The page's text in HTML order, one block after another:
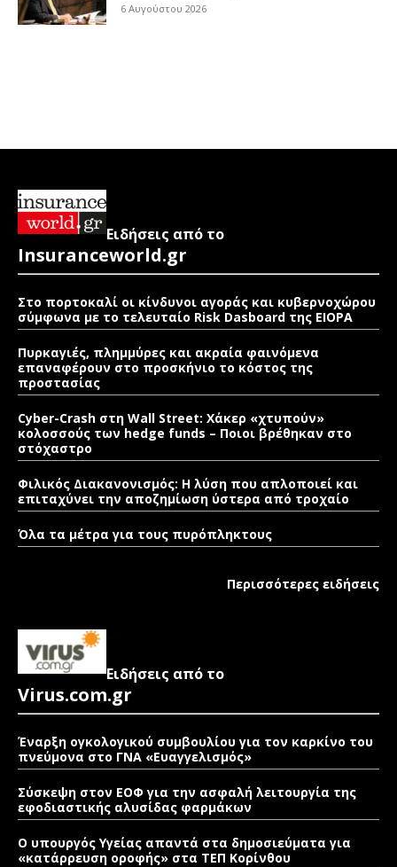
6 Αυγούστου 2026
Ειδήσεις από το
Insuranceworld.gr
Στο πορτοκαλί οι κίνδυνοι αγοράς και κυβερνοχώρου
σύμφωνα με το τελευταίο Risk Dasboard της EIOPA
Πυρκαγιές, πλημμύρες και ακραία φαινόμενα
επαναφέρουν στο προσκήνιο το κόστος της
προστασίας
Cyber-Crash στη Wall Street: Χάκερ «χτυπούν»
κολοσσούς των hedge funds – Ποιοι βρέθηκαν στο
στόχαστρο
Φιλικός Διακανονισμός: Η λύση που απλοποιεί και
επιταχύνει την αποζημίωση ύστερα από τροχαίο
Όλα τα μέτρα για τους πυρόπληκτους
Περισσότερες ειδήσεις
Ειδήσεις από το
Virus.com.gr
Έναρξη ογκολογικού συμβουλίου για τον καρκίνο του
πνεύμονα στο ΓΝΑ «Ευαγγελισμός»
Σύσκεψη στον ΕΟΦ για την ασφαλή λειτουργία της
εφοδιαστικής αλυσίδας φαρμάκων
Ο υπουργός Υγείας απαντά στα δημοσιεύματα για
«κατάρρευση οροφής» στα ΤΕΠ Κορίνθου